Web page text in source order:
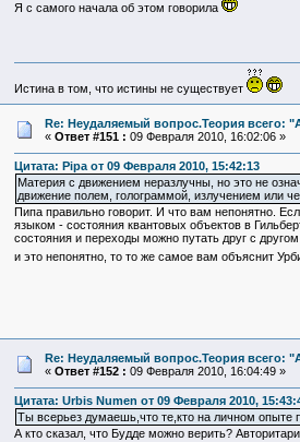
Я с самого начала об этом говорила
Истина в том, что истины не существует
Re: Неудаляемый вопрос.Теория всего:
« Ответ #151 : 09 Февраля 2010, 16:02:06 »
Цитата: Pipa от 09 Февраля 2010, 15:42:13
Материя с движением неразлучны, но это не
движение полем, голограммой, излучением или
Пипа правильно говорит. И что вам непонятно.
языком - состояния квантовых объектов в
состояния и переходы можно путать друг с
и это непонятно, то то же самое вам объяснит
Re: Неудаляемый вопрос.Теория всего:
« Ответ #152 : 09 Февраля 2010, 16:04:49 »
Цитата: Urbis Numen от 09 Февраля 2010,
Ты всерьез думаешь,что те,кто на личном опыте
А кто сказал, что Будде можно верить?